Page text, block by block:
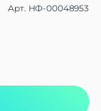
Арт. НФ-00048953